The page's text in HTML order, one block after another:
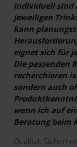
individuell sind
jeweiligen
kann
eignet sich für
Die passenden
recherchieren
sondern auch
wenn ich auf
Beratung beim
Qualität,